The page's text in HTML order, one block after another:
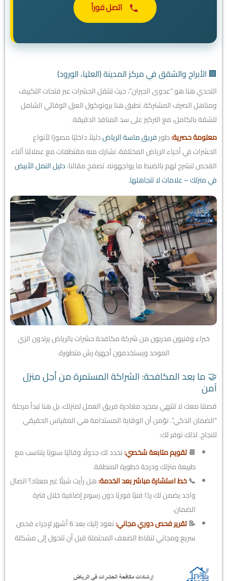
اتصل فوراً
🏢 الأبراج والشقق في مركز المدينة (العليا، الورود)
التحدي هنا هو “عدوى الجيران”، حيث تنتقل الحشرات عبر فتحات التكييف
ومناهل الصرف المشتركة. نطبق هنا بروتوكول العزل الوقائي الشامل
للشقة بالكامل، مع التركيز على سد المنافذ الدقيقة.
معلومة حصرية:طورفريق ماسة الرياضدليلاً داخليًا مصورًا لأنواع
الحشرات في أحياء الرياض المختلفة، نشارك منه مقتطفات مع عملائنا أثناء
الفحص لنشرح لهم بالضبط ما يواجهونه.تصفح مقالنا:دليل النمل الأبيض
في منزلك – علامات لا تتجاهلها.
خبراء وفنيون مدربون من شركة مكافحة حشرات بالرياض يرتدون الزي
الموحد ويستخدمون أجهزة رش متطورة.
🤝 ما بعد المكافحة: الشراكة المستمرة من أجل منزل
آمن
قصتنا معك لا تنتهي بمجرد مغادرة فريق العمل لمنزلك، بل هنا تبدأ مرحلة
“الضمان الذكي”. نؤمن أن الوقاية المستدامة هي المقياس الحقيقي
للنجاح. لذلك نوفر لك:
📆تقويم متابعة شخصي:نحدد لك جدولًا وقائيًا سنويًا يتناسب مع
طبيعة منزلك ودرجة خطورة المنطقة.
📞خط استشارة مباشر بعد الخدمة:هل رأيت شيئًا غير معتاد؟ اتصال
واحد يضمن لك ردًا فنيًا فوريًا دون رسوم إضافية خلال فترة
الضمان.
📝تقرير فحص دوري مجاني:
نعود إليك بعد 6 أشهر لإجراء فحص
سريع ومجاني لنقاط الضعف المحتملة قبل أن تتحول إلى مشكلة